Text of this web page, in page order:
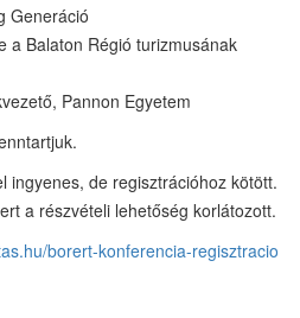
Generáció
a Balaton Régió turizmusának
Pannon Egyetem
ingyenes, de regisztrációhoz kötött.
a részvételi lehetőség korlátozott.
borert-konferencia-regisztracio